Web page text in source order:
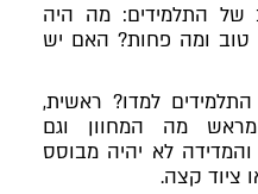
של התלמידים: מה היה
ומה פחות? האם יש
למדו? ראשית,
מה המחוון וגם
לא יהיה מבוסס
ציוד קצה.